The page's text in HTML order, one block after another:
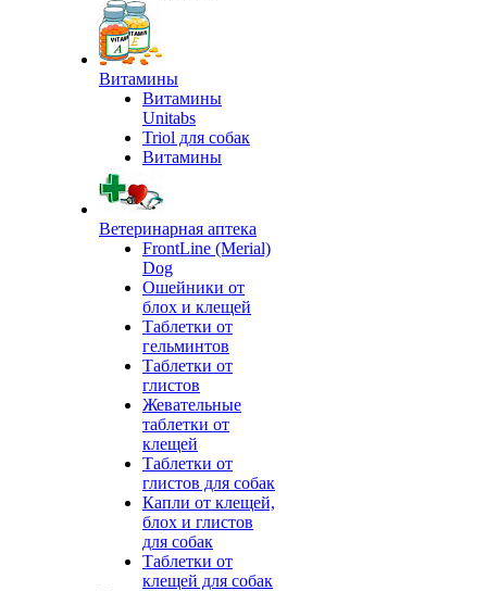
Витамины
Витамины
Unitabs
Triol для собак
Витамины
Ветеринарная аптека
FrontLine (Merial)
Dog
Ошейники от
блох и клещей
Таблетки от
гельминтов
Таблетки от
глистов
Жевательные
таблетки от
клещей
Таблетки от
глистов для собак
Капли от клещей,
блох и глистов
для собак
Таблетки от
клещей для собак